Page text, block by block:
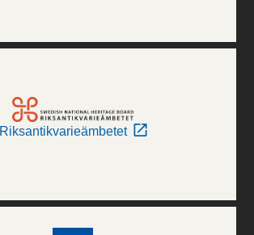
Riksantikvarieämbetet